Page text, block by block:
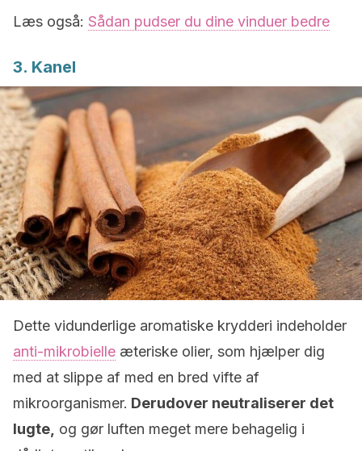
Læs også: Sådan pudser du dine vinduer bedre
3. Kanel
Dette vidunderlige aromatiske krydderi indeholder
anti-mikrobielle æteriske olier, som hjælper dig
med at slippe af med en bred vifte af
mikroorganismer. Derudover neutraliserer det
lugte, og gør luften meget mere behagelig i